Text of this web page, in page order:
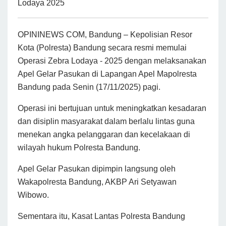
Lodaya 2025
OPININEWS COM, Bandung – Kepolisian Resor
Kota (Polresta) Bandung secara resmi memulai
Operasi Zebra Lodaya - 2025 dengan melaksanakan
Apel Gelar Pasukan di Lapangan Apel Mapolresta
Bandung pada Senin (17/11/2025) pagi.
Operasi ini bertujuan untuk meningkatkan kesadaran
dan disiplin masyarakat dalam berlalu lintas guna
menekan angka pelanggaran dan kecelakaan di
wilayah hukum Polresta Bandung.
Apel Gelar Pasukan dipimpin langsung oleh
Wakapolresta Bandung, AKBP Ari Setyawan
Wibowo.
Sementara itu, Kasat Lantas Polresta Bandung